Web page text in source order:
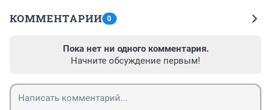
КОММЕНТАРИИ 0
Пока нет ни одного комментария.
Начните обсуждение первым!